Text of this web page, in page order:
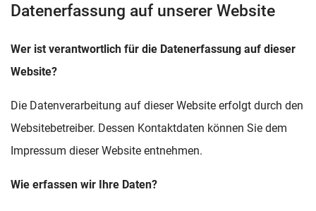
Datenerfassung auf unserer Website
Wer ist verantwortlich für die Datenerfassung auf dieser
Website?
Die Datenverarbeitung auf dieser Website erfolgt durch den
Websitebetreiber. Dessen Kontaktdaten können Sie dem
Impressum dieser Website entnehmen.
Wie erfassen wir Ihre Daten?